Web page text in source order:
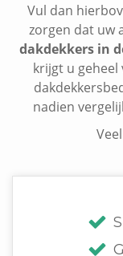
Vul dan
zorgen dat uw
dakdekkers in
krijgt u
nadien